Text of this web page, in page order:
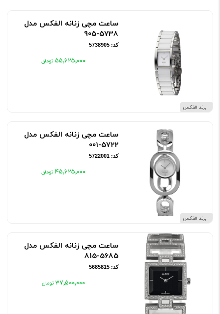
برند الفکس
ساعت مچی زنانه الفکس مدل
5738-905
کد: 5738905
۵۵٬۶۲۵٬۰۰۰
برند الفکس
ساعت مچی زنانه الفکس مدل
5722-001
کد: 5722001
۴۵٬۶۲۵٬۰۰۰
ساعت مچی زنانه الفکس مدل
5685-815
کد: 5685815
۳۷٬۵۰۰٬۰۰۰